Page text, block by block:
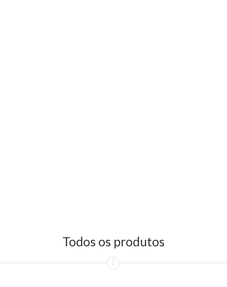
Todos os produtos